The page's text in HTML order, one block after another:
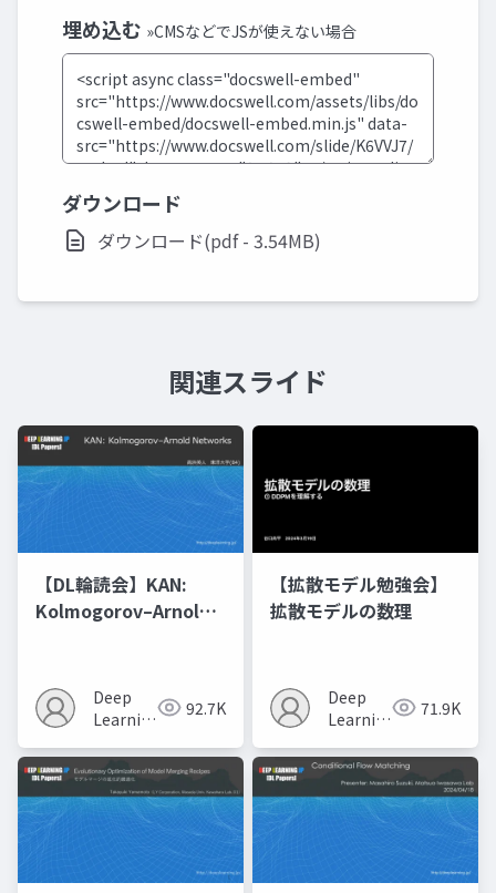
埋め込む »CMSなどでJSが使えない場合
ダウンロード
ダウンロード(pdf - 3.54MB)
関連スライド
【DL輪読会】KAN:
Kolmogorov–Arnold
Deep
Learning
92.7K
【拡散モデル勉強会】
拡散モデルの数理
Deep
Learning
71.9K